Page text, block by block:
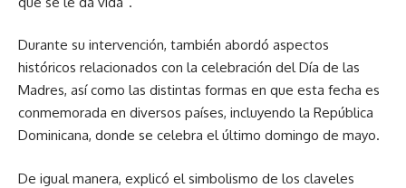
Durante su intervención, también abordó aspectos
históricos relacionados con la celebración del Día de las
Madres, así como las distintas formas en que esta fecha es
conmemorada en diversos países, incluyendo la República
Dominicana, donde se celebra el último domingo de mayo.
De igual manera, explicó el simbolismo de los claveles